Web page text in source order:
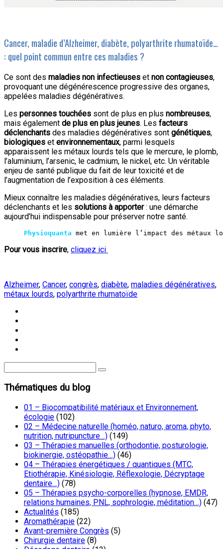
Cancer, maladie d’Alzheimer, diabète, polyarthrite rhumatoïde…
: quel point commun entre ces maladies ?
Ce sont des maladies non infectieuses et non contagieuses,
provoquant une dégénérescence progressive des organes,
appelées maladies dégénératives.
Les personnes touchées sont de plus en plus nombreuses,
mais également de plus en plus jeunes. Les facteurs
déclenchants des maladies dégénératives sont génétiques,
biologiques et environnementaux, parmi lesquels
apparaissent les métaux lourds tels que le mercure, le plomb,
l’aluminium, l’arsenic, le cadmium, le nickel, etc. Un véritable
enjeu de santé publique du fait de leur toxicité et de
l’augmentation de l’exposition à ces éléments.
Mieux connaître les maladies dégénératives, leurs facteurs
déclenchants et les solutions à apporter: une démarche
aujourd’hui indispensable pour préserver notre santé.
Physioquanta met en lumière l’impact des métaux
Pour vous inscrire, cliquez ici
Alzheimer, Cancer, congrès, diabète, maladies dégénératives,
métaux lourds, polyarthrite rhumatoïde
Thématiques du blog
01 – Biocompatibilité matériaux et Environnement,
écologie (102)
02 – Médecine naturelle (homéo, naturo, aroma, phyto,
nutrition, nutripuncture…) (149)
03 – Thérapies manuelles (orthodontie, posturologie,
biokinergie, ostéopathie…) (46)
04 – Thérapies énergétiques / quantiques (MTC,
Etiothérapie, Kinésiologie, Réflexologie, Décryptage
dentaire…) (78)
05 – Thérapies psycho-corporelles (hypnose, EMDR,
relations humaines, PNL, sophrologie, méditation…) (47)
Actualités (185)
Aromathérapie (22)
Avant-première Congrès (5)
Chirurgie dentaire (8)